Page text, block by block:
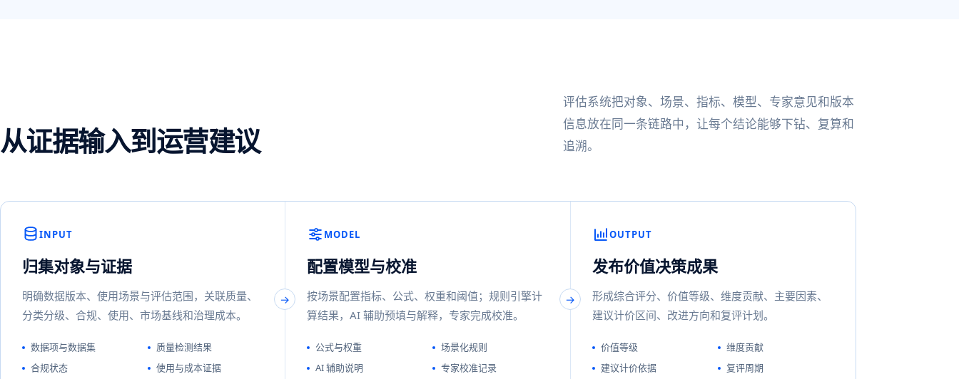
从证据输入到运营建议
评估系统把对象、场景、指标、模型、专家意见和版本
信息放在同一条链路中，让每个结论能够下钻、复算和
追溯。
INPUT
归集对象与证据
明确数据版本、使用场景与评估范围，关联质量、
分类分级、合规、使用、市场基线和治理成本。
数据项与数据集
质量检测结果
合规状态
使用与成本证据
MODEL
配置模型与校准
按场景配置指标、公式、权重和阈值；规则引擎计
算结果，AI 辅助预填与解释，专家完成校准。
公式与权重
场景化规则
AI 辅助说明
专家校准记录
OUTPUT
发布价值决策成果
形成综合评分、价值等级、维度贡献、主要因素、
建议计价区间、改进方向和复评计划。
价值等级
维度贡献
建议计价依据
复评周期